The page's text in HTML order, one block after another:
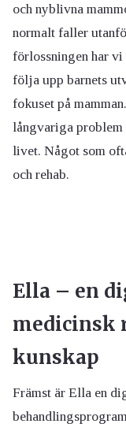
och nyblivna
normalt faller
förlossningen har
följa upp barnets
fokuset på
långvariga
livet. Något som
och rehab.
Ella – en
medicinsk
kunskap
Främst är Ella en